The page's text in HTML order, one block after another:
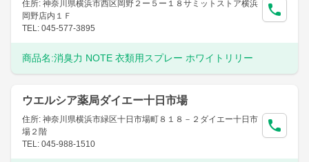
住所: 神奈川県横浜市西区岡野２ー５ー１８サミットストア横浜
岡野店内１Ｆ
TEL: 045-577-3895
商品名:消臭力 NOTE 衣類用スプレー ホワイトリリー
ウエルシア薬局ダイエー十日市場
住所: 神奈川県横浜市緑区十日市場町８１８－２ダイエー十日市
場２階
TEL: 045-988-1510